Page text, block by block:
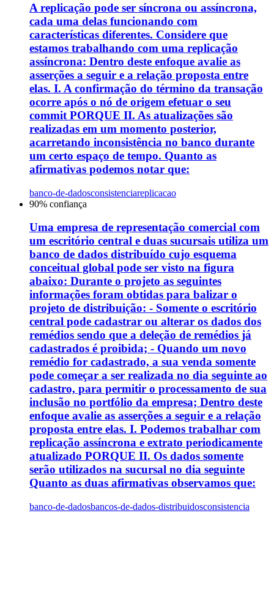
A replicação pode ser síncrona ou assíncrona,
cada uma delas funcionando com
características diferentes. Considere que
estamos trabalhando com uma replicação
assíncrona: Dentro deste enfoque avalie as
asserções a seguir e a relação proposta entre
elas. I. A confirmação do término da transação
ocorre após o nó de origem efetuar o seu
commit PORQUE II. As atualizações são
realizadas em um momento posterior,
acarretando inconsistência no banco durante
um certo espaço de tempo. Quanto as
afirmativas podemos notar que:
banco-de-dadosconsistenciareplicacao
90% confiança
Uma empresa de representação comercial com
um escritório central e duas sucursais utiliza um
banco de dados distribuído cujo esquema
conceitual global pode ser visto na figura
abaixo: Durante o projeto as seguintes
informações foram obtidas para balizar o
projeto de distribuição: - Somente o escritório
central pode cadastrar ou alterar os dados dos
remédios sendo que a deleção de remédios já
cadastrados é proibida; - Quando um novo
remédio for cadastrado, a sua venda somente
pode começar a ser realizada no dia seguinte ao
cadastro, para permitir o processamento de sua
inclusão no portfólio da empresa; Dentro deste
enfoque avalie as asserções a seguir e a relação
proposta entre elas. I. Podemos trabalhar com
replicação assíncrona e extrato periodicamente
atualizado PORQUE II. Os dados somente
serão utilizados na sucursal no dia seguinte
Quanto as duas afirmativas observamos que:
banco-de-dadosbancos-de-dados-distribuidosconsistencia